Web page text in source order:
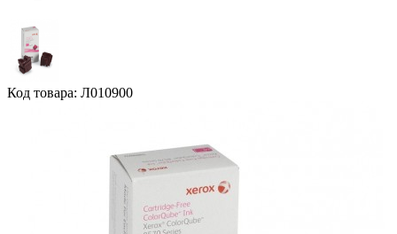
Код товара: Л010900